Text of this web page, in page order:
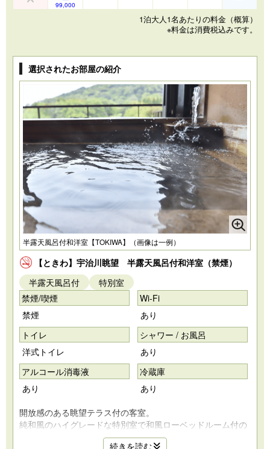
99,000
1泊大人1名あたりの料金（概算）
※料金は消費税込みです。
選択されたお部屋の紹介
半露天風呂付和洋室【TOKIWA】（画像は一例）
【ときわ】宇治川眺望 半露天風呂付和洋室（禁煙）
半露天風呂付
特別室
禁煙/喫煙
禁煙
Wi-Fi
あり
トイレ
洋式トイレ
シャワー / お風呂
あり
アルコール消毒液
あり
冷蔵庫
あり
開放感のある眺望テラス付の客室。
純和風のハイグレードな特別室で和風ローベッドルーム付の
スイートタイプのお部屋です。
続きを読む